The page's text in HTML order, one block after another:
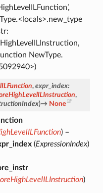
NewType.
, expr_index:
,
)→ None
) –
(ExpressionIndex)
)